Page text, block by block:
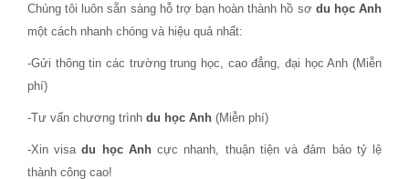
Chúng tôi luôn sẵn sàng hỗ trợ bạn hoàn thành hồ sơ du học Anh
một cách nhanh chóng và hiệu quả nhất:
-Gửi thông tin các trường trung học, cao đẳng, đại học Anh (Miễn
phí)
-Tư vấn chương trình du học Anh (Miễn phí)
-Xin visadu học Anhcực nhanh, thuận tiện và đảm bảo tỷ lệ
thành công cao!